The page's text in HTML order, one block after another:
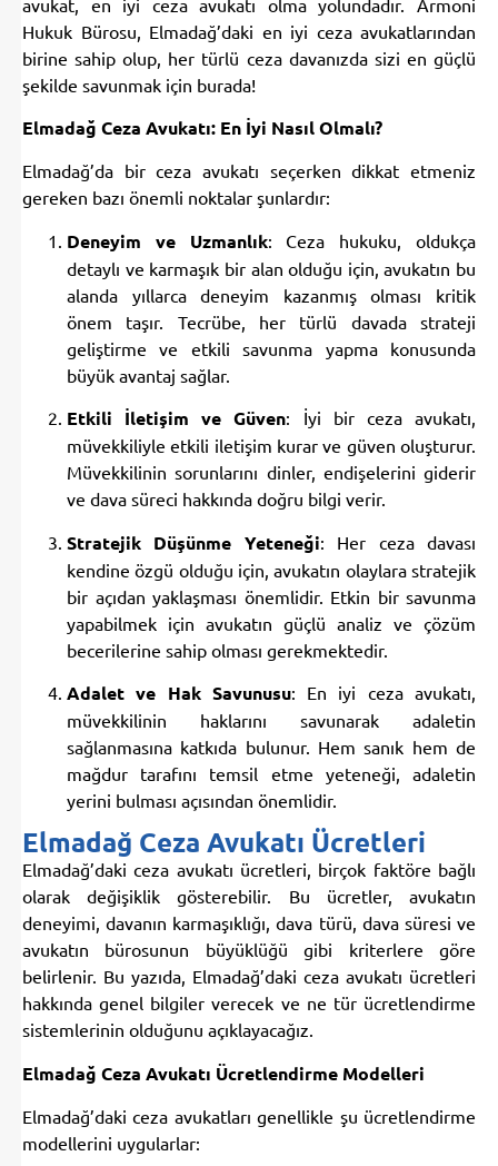
Hukuk Bürosu, Elmadağ’daki en iyi ceza avukatlarından
birine sahip olup, her türlü ceza davanızda sizi en güçlü
şekilde savunmak için burada!
Elmadağ Ceza Avukatı: En İyi Nasıl Olmalı?
Elmadağ’da bir ceza avukatı seçerken dikkat etmeniz
gereken bazı önemli noktalar şunlardır:
Deneyim ve Uzmanlık : Ceza hukuku, oldukça
detaylı ve karmaşık bir alan olduğu için, avukatın bu
alanda yıllarca deneyim kazanmış olması kritik
önem taşır. Tecrübe, her türlü davada strateji
geliştirme ve etkili savunma yapma konusunda
büyük avantaj sağlar.
Etkili İletişim ve Güven: İyi bir ceza avukatı,
müvekkiliyle etkili iletişim kurar ve güven oluşturur.
Müvekkilinin sorunlarını dinler, endişelerini giderir
ve dava süreci hakkında doğru bilgi verir.
Stratejik Düşünme Yeteneği : Her ceza davası
kendine özgü olduğu için, avukatın olaylara stratejik
bir açıdan yaklaşması önemlidir. Etkin bir savunma
yapabilmek için avukatın güçlü analiz ve çözüm
becerilerine sahip olması gerekmektedir.
Adalet ve Hak Savunusu : En iyi ceza avukatı,
müvekkilinin haklarını savunarak adaletin
sağlanmasına katkıda bulunur. Hem sanık hem de
mağdur tarafını temsil etme yeteneği, adaletin
yerini bulması açısından önemlidir.
Elmadağ Ceza Avukatı Ücretleri
Elmadağ’daki ceza avukatı ücretleri, birçok faktöre bağlı
olarak değişiklik gösterebilir. Bu ücretler, avukatın
deneyimi, davanın karmaşıklığı, dava türü, dava süresi ve
avukatın bürosunun büyüklüğü gibi kriterlere göre
belirlenir. Bu yazıda, Elmadağ’daki ceza avukatı ücretleri
hakkında genel bilgiler verecek ve ne tür ücretlendirme
sistemlerinin olduğunu açıklayacağız.
Elmadağ Ceza Avukatı Ücretlendirme Modelleri
Elmadağ’daki ceza avukatları genellikle şu ücretlendirme
modellerini uygularlar: